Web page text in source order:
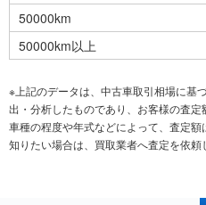
50000km
50000km以上
※上記のデータは、中古車取引相場に基
出・分析したものであり、お客様の査定
車種の程度や年式などによって、査定
知りたい場合は、買取業者へ査定を依頼